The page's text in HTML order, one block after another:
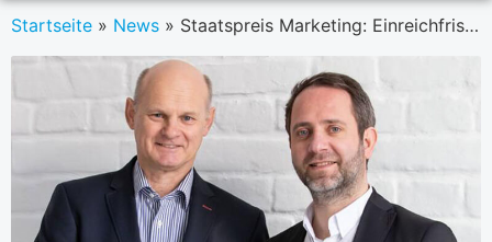
Startseite » News » Staatspreis Marketing: Einreichfrist bis bis 26. April verlängert!